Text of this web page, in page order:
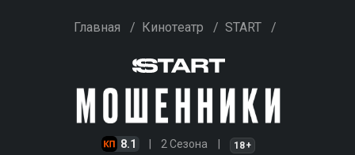
Главная / Кинотеатр / START /
8.1 2 Сезона 18+